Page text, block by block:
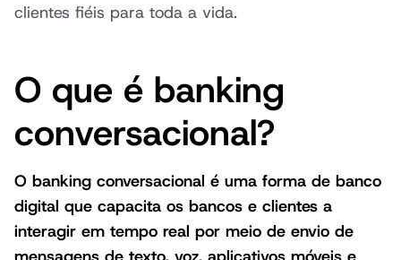
clientes fiéis para toda a vida.
O que é banking
conversacional?
O banking conversacional é uma forma de banco
digital que capacita os bancos e clientes a
interagir em tempo real por meio de envio de